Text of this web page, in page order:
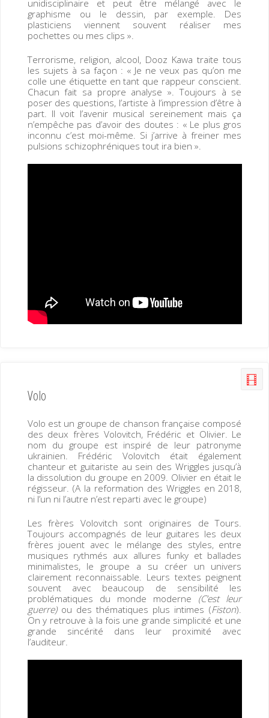
unidisciplinaire et peut être mélangé avec le
graphisme ou le dessin, par exemple. Des
plasticiens viennent souvent réaliser mes
pochettes ou mes clips ».
Terrorisme, religion, alcool, Dooz Kawa traite tous
les sujets à sa façon : « Je ne veux pas qu’on me
colle une étiquette en tant que rappeur conscient.
Chacun fait sa propre analyse ». Toujours à se
poser des questions, l’artiste à l’impression d’être à
part. Il voit l’avenir musical sereinement mais ça
n’empêche pas d’avoir des doutes : « Le plus gros
inconnu c’est moi-même. Si j’arrive à freiner mes
pulsions schizophréniques tout ira bien ».
Volo
Volo est un groupe de chanson française composé
des deux frères Volovitch, Frédéric et Olivier. Le
nom du groupe est inspiré de leur patronyme
ukrainien. Frédéric Volovitch était également
chanteur et guitariste au sein des Wriggles jusqu’à
la dissolution du groupe en 2009. Olivier en était le
régisseur. (A la reformation des Wriggles en 2018,
ni l’un ni l’autre n’est reparti avec le groupe)
Les frères Volovitch sont originaires de Tours.
Toujours accompagnés de leur guitares les deux
frères jouent avec le mélange des styles, entre
musiques rythmés aux allures funky et ballades
minimalistes, le groupe a su créer un univers
clairement reconnaissable. Leurs textes peignent
souvent avec beaucoup de sensibilité les
problématiques du monde moderne (C’est leur
guerre)ou des thématiques plus intimes (Fiston).
On y retrouve à la fois une grande simplicité et une
grande sincérité dans leur proximité avec
l’auditeur.